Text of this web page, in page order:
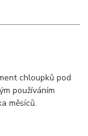
chloupků pod
používáním
měsíců.